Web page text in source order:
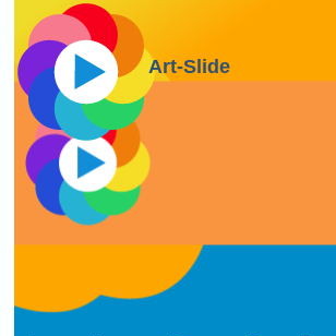
Art-Slide